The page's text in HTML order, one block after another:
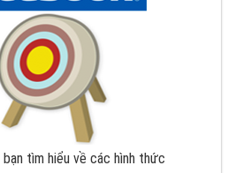
tìm hiểu về các hình thức